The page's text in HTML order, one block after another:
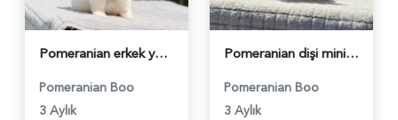
Pomeranian erkek yavrumuz - 6254
Pomeranian Boo
3 Aylık
Pomeranian dişi mini ayıcık yavrumuz - 6255
Pomeranian Boo
3 Aylık